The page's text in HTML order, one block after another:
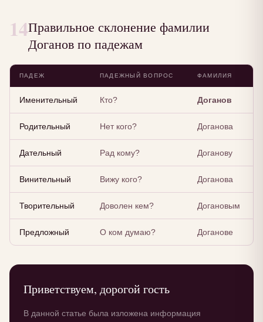
14Правильное склонение фамилии
Доганов по падежам
ПАДЕЖ ПАДЕЖНЫЙ ВОПРОС ФАМИЛИЯ
Именительный Кто? Доганов
Родительный Нет кого? Доганова
Дательный Рад кому? Доганову
Винительный Вижу кого? Доганова
Творительный Доволен кем? Догановым
Предложный О ком думаю? Доганове
Приветствуем, дорогой гость
В данной статье была изложена информация